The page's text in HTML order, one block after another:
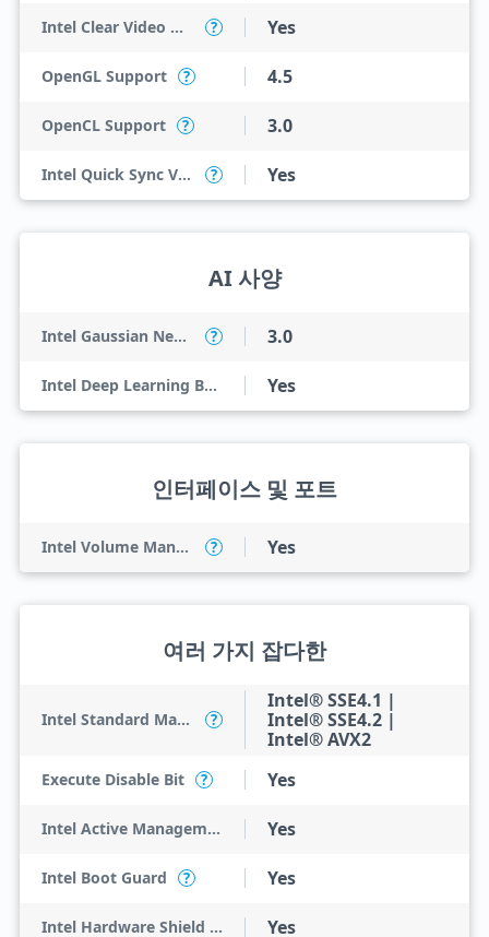
Intel Clear Video HD Technology ? Yes
OpenGL Support ? 4.5
OpenCL Support ? 3.0
Intel Quick Sync Video ? Yes
AI 사양
Intel Gaussian Neural Accelerator ? 3.0
Intel Deep Learning Boost (Intel DL Boost) Yes
인터페이스 및 포트
Intel Volume Management Device (VMD) ? Yes
여러 가지 잡다한
Intel Standard Manageability (ISM) ?
Intel® SSE4.1 |
Intel® SSE4.2 |
Intel® AVX2
Execute Disable Bit ? Yes
Intel Active Management Technology (AMT) Yes
Intel Boot Guard ? Yes
Intel Hardware Shield Eligibility Yes